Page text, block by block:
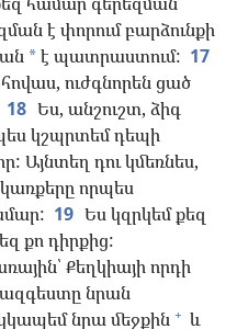
է փորում բարձունքի
*է պատրաստում: 17
ուժգնորեն ցած
18 Ես, անշուշտ, ձիգ
կշպրտեմ դեպի
Այնտեղ դու կմեռնես,
որպես
19 Ես կզրկեմ քեզ
քո դիրքից:
Քեղկիայի որդի
նրան
նրա մեջքին + և